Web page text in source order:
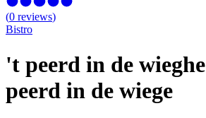
(0 reviews)
Bistro
't peerd in de wieghe
peerd in de wiege